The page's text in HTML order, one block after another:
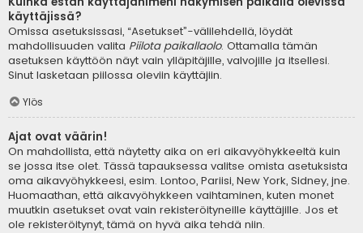
käyttäjissä?
Omissa asetuksissasi, “Asetukset”-välilehdellä, löydät
mahdollisuuden valita Piilota paikallaolo. Ottamalla tämän
asetuksen käyttöön näyt vain ylläpitäjille, valvojille ja itsellesi.
Sinut lasketaan piilossa oleviin käyttäjiin.
Ylös
Ajat ovat väärin!
On mahdollista, että näytetty aika on eri aikavyöhykkeeltä kuin
se jossa itse olet. Tässä tapauksessa valitse omista asetuksista
oma aikavyöhykkeesi, esim. Lontoo, Pariisi, New York, Sidney, jne.
Huomaathan, että aikavyöhykkeen vaihtaminen, kuten monet
muutkin asetukset ovat vain rekisteröityneille käyttäjille. Jos et
ole rekisteröitynyt, tämä on hyvä aika tehdä niin.